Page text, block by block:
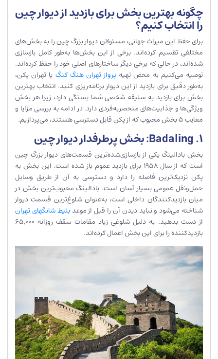
چگونه بهترین بخش برای بازدید از دیوار چین
را انتخاب کنیم؟
برای حفظ این میراث جهانی، مسئولان دیوار بزرگ چین را به بخش‌های
مختلفی تقسیم کرده‌اند. برخی از این بخش‌ها به‌طور کامل بازسازی
شده‌اند، در حالی که برخی دیگر ساختارهای اصلی خود را حفظ کرده‌اند.
توصیه می‌کنیم به محض تهیه پرواز تهران هنگ کنگ یا تهران پکن،
به‌طور دقیق برای بازدید از این دیوار برنامه‌ریزی کنید. انتخاب بهترین
بخش برای بازدید به سلیقه شخصی شما بستگی دارد، زیرا هر بخش
ویژگی‌ها و جذابیت‌های منحصربه‌فردی دارد. در ادامه به بررسی مزایا و
معایب ۵ بخش محبوب که از پکن قابل دسترسی هستند، می‌پردازیم.
1. Badaling: بخش پرطرفدار دیوار چین
بخش بادالینگ یکی از بازسازی‌شده‌ترین قسمت‌های دیوار بزرگ چین
است که از سال ۱۹۵۸ برای بازدید عموم باز شده است. این بخش به
پکن نزدیک‌ترین فاصله را دارد و دسترسی به آن از طریق وسایل
حمل‌ونقل عمومی بسیار آسان است. بادالینگ محبوب‌ترین بخش در
میان بازدیدکنندگان داخلی است، به‌عنوان شلوغ‌ترین قسمت دیوار
شناخته می‌شود و نباید دیدن آن را قبل از موعدبلیط شانگهای تهران
از دست بدهید. به دلیل شلوغی زیاد مقامات سقف روزانه ۶۵,۰۰۰
بازدیدکننده را برای این بخش اعمال کرده‌اند.